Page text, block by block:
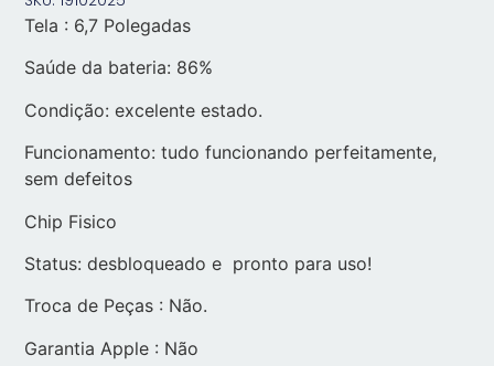
Tela : 6,7 Polegadas
Saúde da bateria: 86%
Condição: excelente estado.
Funcionamento: tudo funcionando perfeitamente,
sem defeitos
Chip Fisico
Status: desbloqueado e pronto para uso!
Troca de Peças : Não.
Garantia Apple : Não